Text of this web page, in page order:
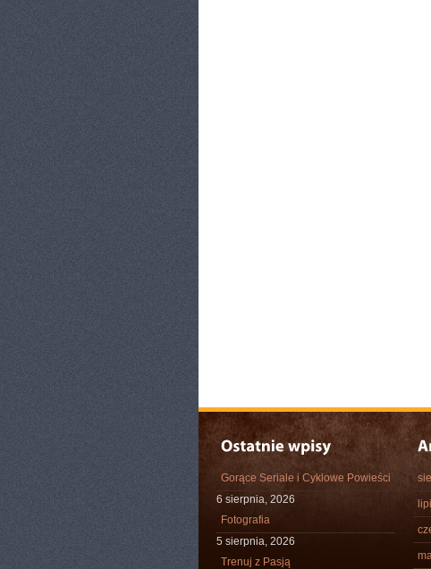
Gorące Seriale i Cyklowe Powieści
6 sierpnia, 2026
Fotografia
5 sierpnia, 2026
Trenuj z Pasją